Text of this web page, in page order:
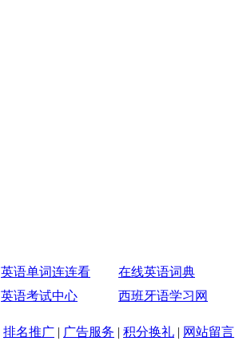
英语单词连连看 在线英语词典
英语考试中心 西班牙语学习网
排名推广 | 广告服务 | 积分换礼 | 网站留言